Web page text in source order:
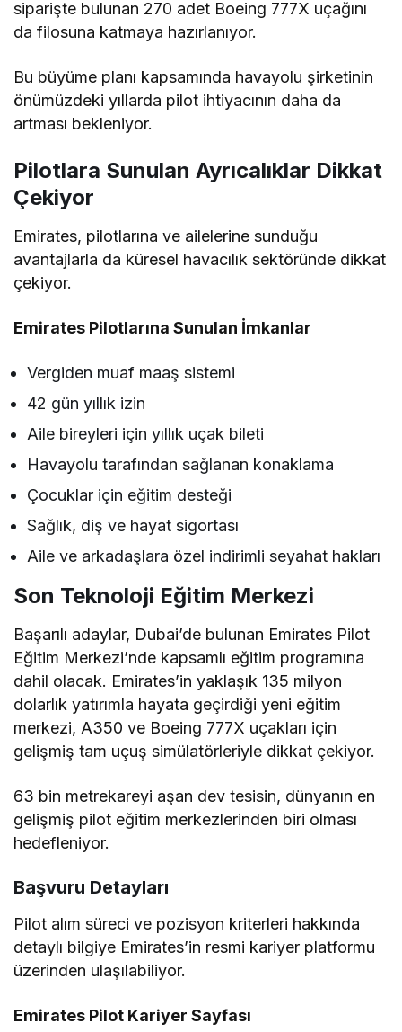
siparişte bulunan 270 adet Boeing 777X uçağını
da filosuna katmaya hazırlanıyor.
Bu büyüme planı kapsamında havayolu şirketinin
önümüzdeki yıllarda pilot ihtiyacının daha da
artması bekleniyor.
Pilotlara Sunulan Ayrıcalıklar Dikkat
Çekiyor
Emirates, pilotlarına ve ailelerine sunduğu
avantajlarla da küresel havacılık sektöründe dikkat
çekiyor.
Emirates Pilotlarına Sunulan İmkanlar
Vergiden muaf maaş sistemi
42 gün yıllık izin
Aile bireyleri için yıllık uçak bileti
Havayolu tarafından sağlanan konaklama
Çocuklar için eğitim desteği
Sağlık, diş ve hayat sigortası
Aile ve arkadaşlara özel indirimli seyahat hakları
Son Teknoloji Eğitim Merkezi
Başarılı adaylar, Dubai’de bulunan Emirates Pilot
Eğitim Merkezi’nde kapsamlı eğitim programına
dahil olacak. Emirates’in yaklaşık 135 milyon
dolarlık yatırımla hayata geçirdiği yeni eğitim
merkezi, A350 ve Boeing 777X uçakları için
gelişmiş tam uçuş simülatörleriyle dikkat çekiyor.
63 bin metrekareyi aşan dev tesisin, dünyanın en
gelişmiş pilot eğitim merkezlerinden biri olması
hedefleniyor.
Başvuru Detayları
Pilot alım süreci ve pozisyon kriterleri hakkında
detaylı bilgiye Emirates’in resmi kariyer platformu
üzerinden ulaşılabiliyor.
Emirates Pilot Kariyer Sayfası